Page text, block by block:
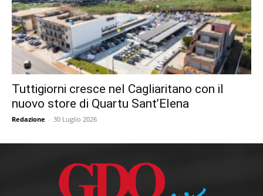
Tuttigiorni cresce nel Cagliaritano con il
nuovo store di Quartu Sant’Elena
Redazione - 30 Luglio 2026